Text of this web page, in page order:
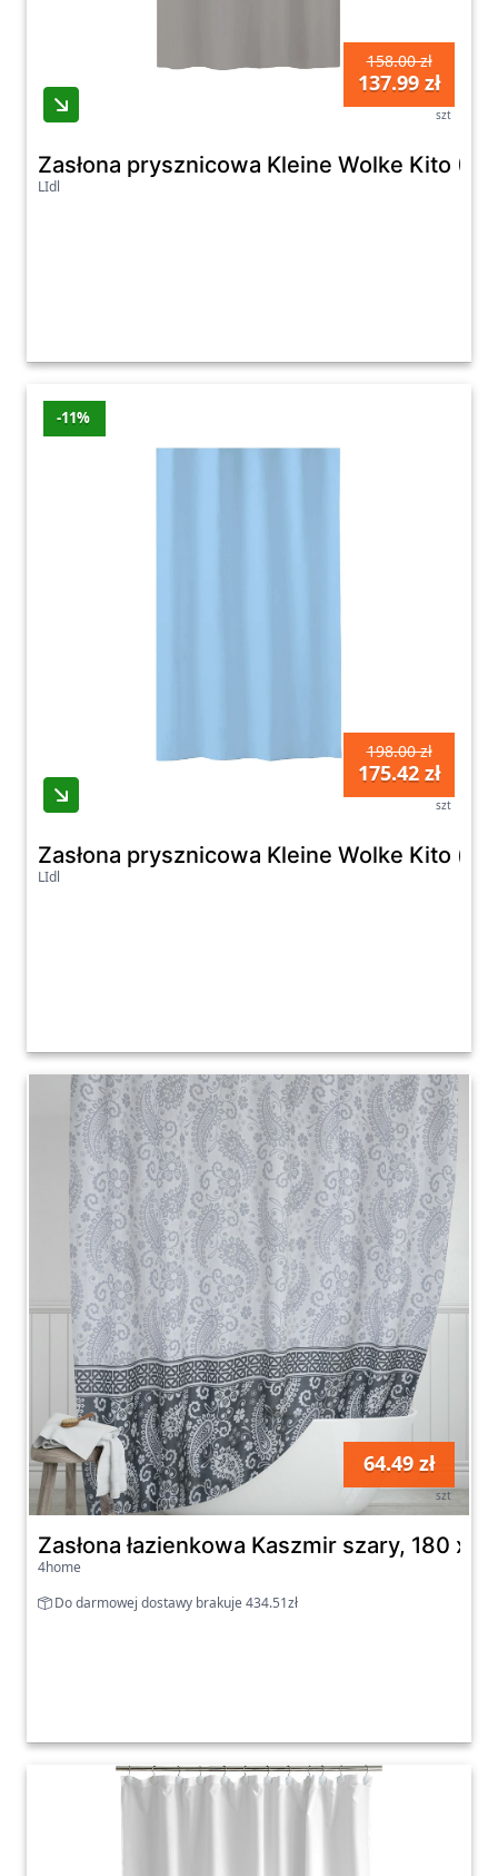
158.00 zł
137.99 zł
szt
Zasłona prysznicowa Kleine Wolke Kito
LIdl
-11%
198.00 zł
175.42 zł
szt
Zasłona prysznicowa Kleine Wolke Kito
LIdl
64.49 zł
szt
Zasłona łazienkowa Kaszmir szary, 180 x
4home
Do darmowej dostawy brakuje 434.51zł